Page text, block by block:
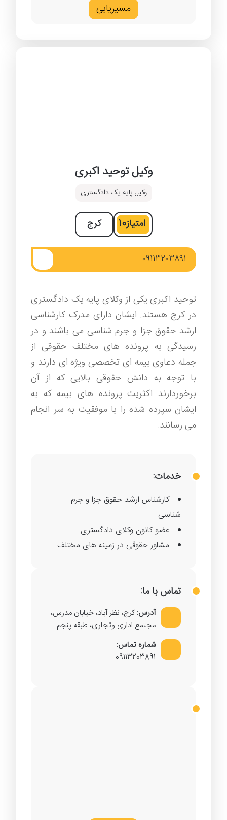
مسیریابی
وکیل توحید اکبری
وکیل پایه یک دادگستری
امتیاز10 کرج
09113203891
توحید اکبری یکی از وکلای پایه یک دادگستری
در کرج هستند. ایشان دارای مدرک کارشناسی
ارشد حقوق جزا و جرم شناسی می باشند و در
رسیدگی به پرونده های مختلف حقوقی از
جمله دعاوی بیمه ای تخصصی ویژه ای دارند و
با توجه به دانش حقوقی بالایی که از آن
برخوردارند اکثریت پرونده های بیمه که به
ایشان سپرده شده را با موفقیت به سر انجام
می رسانند.
خدمات:
کارشناس ارشد حقوق جزا و جرم
شناسی
عضو کانون وکلای دادگستری
مشاور حقوقی در زمینه های مختلف
تماس با ما:
آدرس:کرج، نظر آباد، خیابان مدرس،
مجتمع اداری وتجاری، طبقه پنجم
شماره تماس:
09113203891